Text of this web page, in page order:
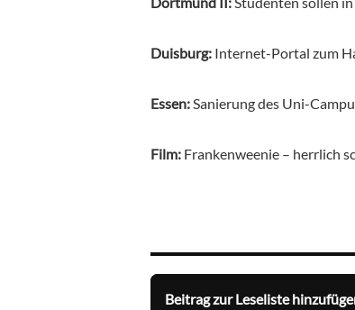
Duisburg: Internet-Portal zum
Essen: Sanierung des Uni-
Film: Frankenweenie – herrlich
Beitrag zur Leseliste